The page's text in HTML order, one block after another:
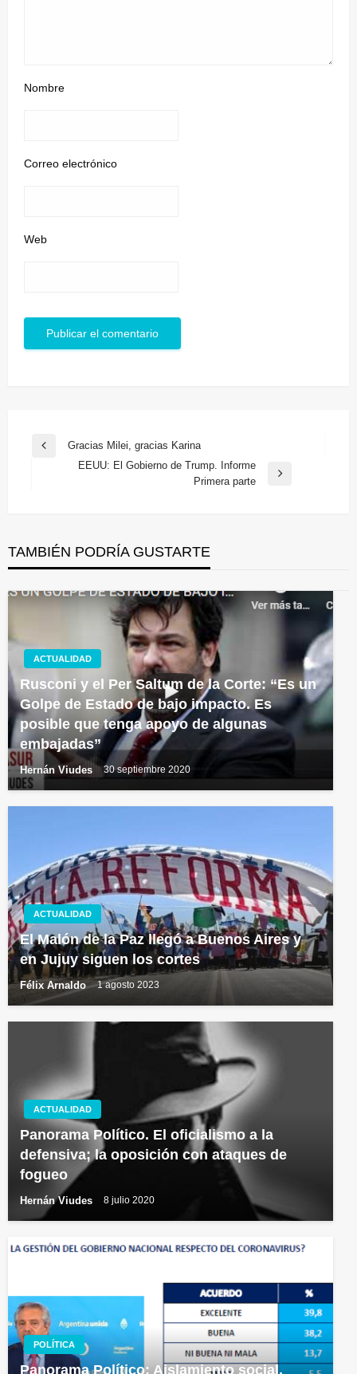
Nombre
Correo electrónico
Web
Navegación
Entrada
Gracias Milei, gracias Karina
EEUU: El Gobierno de Trump. Informe
Primera parte
TAMBIÉN PODRÍA GUSTARTE
ACTUALIDAD
Rusconi y el Per Saltum de la Corte: “Es un
Golpe de Estado de bajo impacto. Es
posible que tenga apoyo de algunas
embajadas”
Hernán Viudes 30 septiembre 2020
ACTUALIDAD
El Malón de la Paz llegó a Buenos Aires y
en Jujuy siguen los cortes
Félix Arnaldo 1 agosto 2023
ACTUALIDAD
Panorama Político. El oficialismo a la
defensiva; la oposición con ataques de
fogueo
Hernán Viudes 8 julio 2020
POLÍTICA
Panorama Político: Aislamiento social,